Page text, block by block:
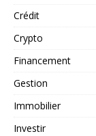
Crédit
Crypto
Financement
Gestion
Immobilier
Investir